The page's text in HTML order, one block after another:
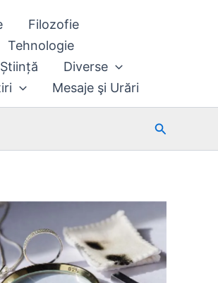
Filozofie
Tehnologie
Știință
Diverse
Mesaje şi Urări
Search